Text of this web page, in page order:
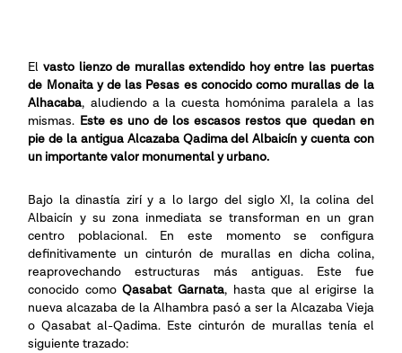
El vasto lienzo de murallas extendido hoy entre las puertas
de Monaita y de las Pesas es conocido como murallas de la
Alhacaba, aludiendo a la cuesta homónima paralela a las
mismas. Este es uno de los escasos restos que quedan en
pie de la antigua Alcazaba Qadima del Albaicín y cuenta con
un importante valor monumental y urbano.
Bajo la dinastía zirí y a lo largo del siglo XI, la colina del
Albaicín y su zona inmediata se transforman en un gran
centro poblacional. En este momento se configura
definitivamente un cinturón de murallas en dicha colina,
reaprovechando estructuras más antiguas. Este fue
conocido comoQasabat Garnata, hasta que al erigirse la
nueva alcazaba de la Alhambra pasó a ser la Alcazaba Vieja
o Qasabat al-Qadima. Este cinturón de murallas tenía el
siguiente trazado: